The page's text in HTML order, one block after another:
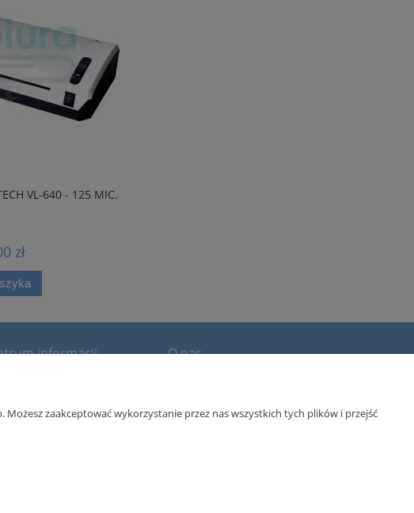
VL-640 - 125 MIC.
zł
informacji O nas
zaakceptować wykorzystanie przez nas wszystkich tych plików i przejść